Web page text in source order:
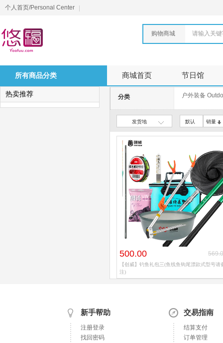
个人首页/Personal Center
购物商城 请输入关
所有商品分类 商城首页 节日馆
热卖推荐 分类 户外装备
发货地 默认 销量
500.00
【创威】钓鱼礼包三(鱼线鱼钩尾漂款式型号请
注)
新手帮助
注册登录
找回密码
交易指南
结算支付
订单管理